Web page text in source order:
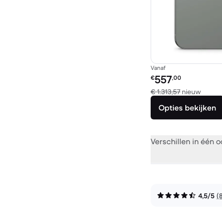
Vanaf
Refurbished prijs:
€557,00
€ 1.313,57 nieuw
Opties bekijken
Verschillen in één
4,5/5